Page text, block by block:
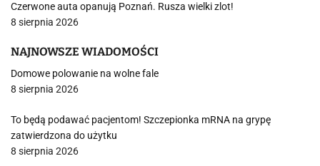
Czerwone auta opanują Poznań. Rusza wielki zlot!
8 sierpnia 2026
NAJNOWSZE WIADOMOŚCI
Domowe polowanie na wolne fale
8 sierpnia 2026
To będą podawać pacjentom! Szczepionka mRNA na grypę
zatwierdzona do użytku
8 sierpnia 2026